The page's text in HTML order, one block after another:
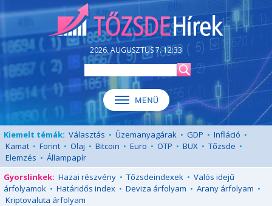
2026. AUGUSZTUS 7. 12:33
Kiemelt témák: Választás • Üzemanyagárak • GDP • Infláció •
Kamat • Forint • Olaj • Bitcoin • Euro • OTP • BUX • Tőzsde •
Elemzés • Állampapír
Gyorslinkek: Hazai részvény • Tőzsdeindexek • Valós idejű
árfolyamok • Határidős index • Deviza árfolyam • Arany árfolyam •
Kriptovaluta árfolyam